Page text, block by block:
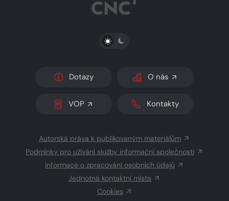
PŘEPNOUT SVĚTLÝ/TMAVÝ REŽIM
Dotazy O nás
VOP Kontakty
Autorská práva k publikovaným materiálům
Podmínky pro užívání služby informační společnosti
Informace o zpracování osobních údajů
Jednotná kontaktní místa
Cookies